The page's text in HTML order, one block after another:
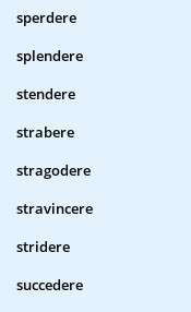
sperdere
splendere
stendere
strabere
stragodere
stravincere
stridere
succedere